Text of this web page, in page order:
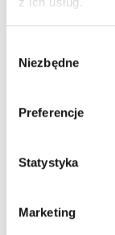
zgody
Niezbędne
Preferencje
Statystyka
Marketing